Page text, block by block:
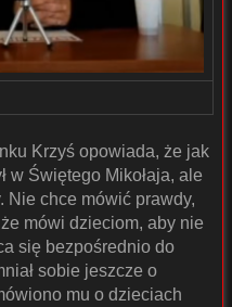
Krzyś opowiada, że jak
w Świętego Mikołaja, ale
Nie chce mówić prawdy,
mówi dzieciom, aby nie
się bezpośrednio do
sobie jeszcze o
mu o dzieciach